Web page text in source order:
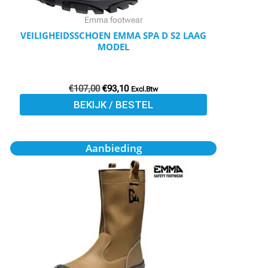
Emma footwear
VEILIGHEIDSSCHOEN EMMA SPA D S2 LAAG
MODEL
€107,00 €93,10 Excl.Btw
BEKIJK / BESTEL
worden
op
de
Aanbieding
Oorspronkelijke
prijs
was:
€158,00.
Huidige
prijs
is:
€137,45.
Dit
product
heeft
meerdere
variaties.
Deze
optie
kan